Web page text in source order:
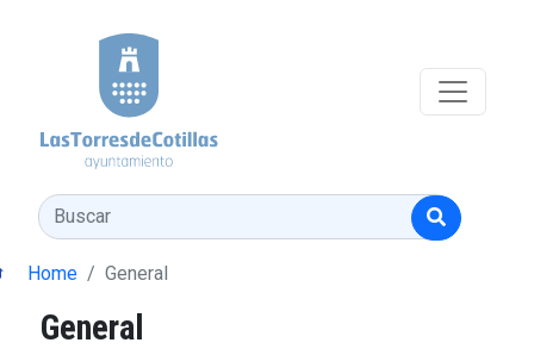
Buscar
Home General
General